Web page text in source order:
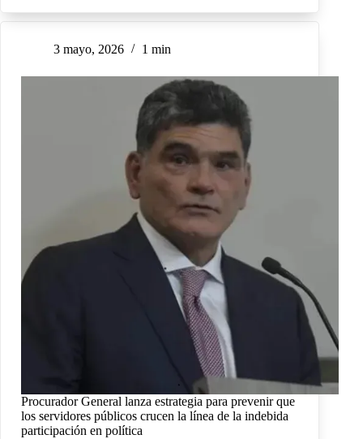
3 mayo, 2026 1 min
Procurador General lanza estrategia para prevenir que
los servidores públicos crucen la línea de la indebida
participación en política